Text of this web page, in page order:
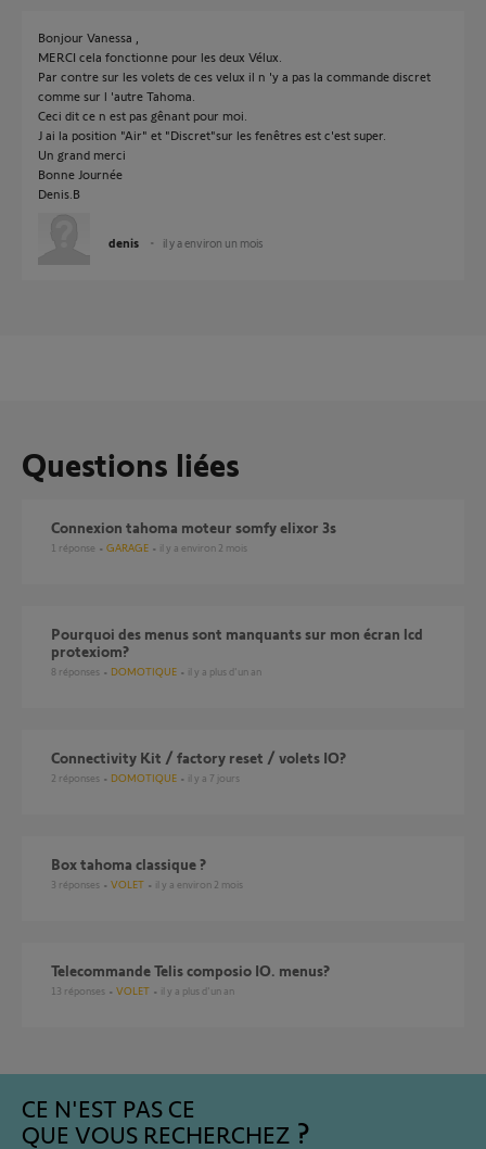
Bonjour Vanessa ,
MERCI cela fonctionne pour les deux Vélux.
Par contre sur les volets de ces velux il n 'y a pas la commande discret
comme sur l 'autre Tahoma.
Ceci dit ce n est pas gênant pour moi.
J ai la position "Air" et "Discret"sur les fenêtres est c'est super.
Un grand merci
Bonne Journée
Denis.B
denis il y a environ un mois
Questions liées
Connexion tahoma moteur somfy elixor 3s
1 réponse GARAGE il y a environ 2 mois
Pourquoi des menus sont manquants sur mon écran lcd
protexiom?
8 réponses DOMOTIQUE il y a plus d'un an
Connectivity Kit / factory reset / volets IO?
2 réponses DOMOTIQUE il y a 7 jours
box tahoma classique ?
3 réponses VOLET il y a environ 2 mois
Telecommande Telis composio IO. menus?
13 réponses VOLET il y a plus d'un an
CE N'EST PAS CE
QUE VOUS RECHERCHEZ